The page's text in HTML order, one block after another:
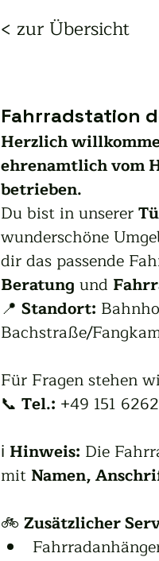
< zur Übersicht
Fahrradstation
Herzlich
ehrenamtlich vom
betrieben.
Du bist in unserer
wunderschöne
dir das passende
Beratung und
📍 Standort:
Bachstraße/
Für Fragen stehen
📞 Tel.: +49 151
ℹ️ Hinweis: Die
mit Namen,
🚲 Zusätzlicher